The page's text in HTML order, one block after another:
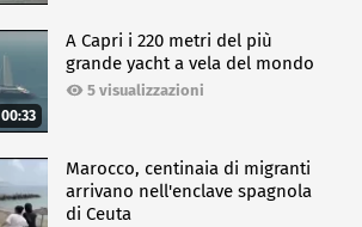
00:33
A Capri i 220 metri del più
grande yacht a vela del mondo
5 visualizzazioni
Marocco, centinaia di migranti
arrivano nell'enclave spagnola
di Ceuta